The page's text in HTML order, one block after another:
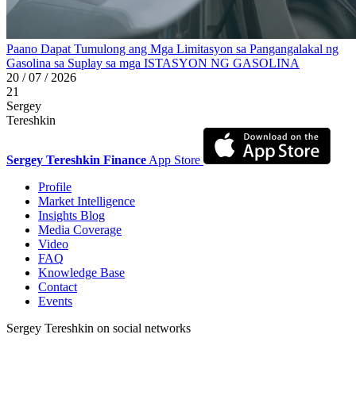
Paano Dapat Tumulong ang Mga Limitasyon sa Pangangalakal ng
Gasolina sa Suplay sa mga ISTASYON NG GASOLINA
20 / 07 / 2026
21
Sergey
Tereshkin
Sergey Tereshkin FinanceApp Store
Profile
Market Intelligence
Insights Blog
Media Coverage
Video
FAQ
Knowledge Base
Contact
Events
Sergey Tereshkin on social networks